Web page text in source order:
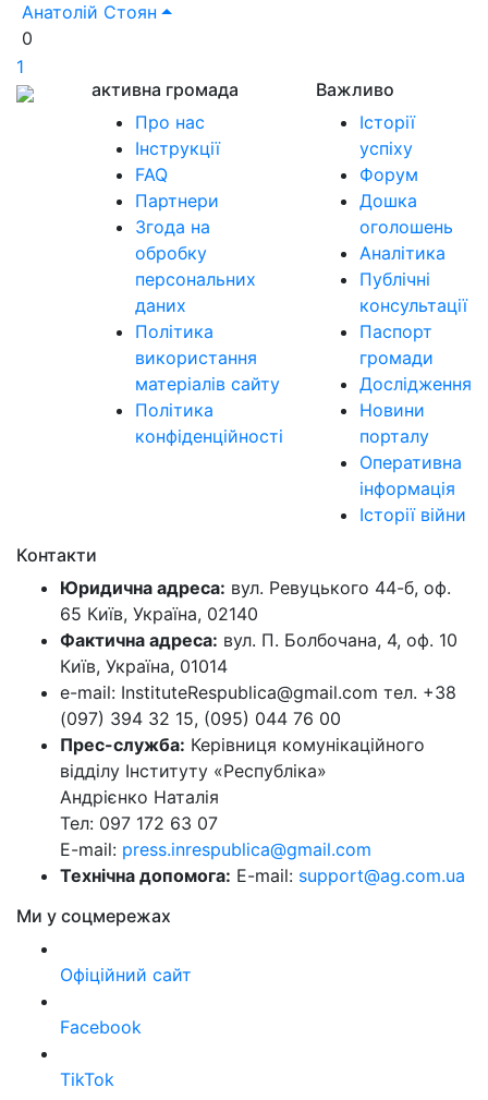
Анатолій Стоян
0
1
активна громада
Про нас
Інструкції
FAQ
Партнери
Згода на
обробку
персональних
даних
Політика
використання
матеріалів сайту
Політика
конфіденційності
Важливо
Історії
успіху
Форум
Дошка
оголошень
Аналітика
Публічні
консультації
Паспорт
громади
Дослідження
Новини
порталу
Оперативна
інформація
Історії війни
Контакти
Юридична адреса: вул. Ревуцького 44-б, оф.
65 Київ, Україна, 02140
Фактична адреса: вул. П. Болбочана, 4, оф. 10
Київ, Україна, 01014
e-mail: InstituteRespublica@gmail.com тел. +38
(097) 394 32 15, (095) 044 76 00
Прес-служба: Керівниця комунікаційного
відділу Інституту «Республіка»
Андрієнко Наталія
Тел: 097 172 63 07
E-mail: press.inrespublica@gmail.com
Технічна допомога: E-mail: support@ag.com.ua
Ми у соцмережах
Офіційний сайт
Facebook
TikTok